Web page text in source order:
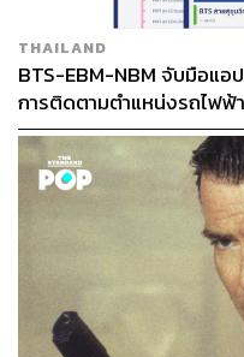
เชลลี แอนน์ เฟรเซอร์ ไพร
เหรียญทองจากการแข่งขัน
ครั้งสุดท้าย เนื่องจากเธอตั
แข่งที่โอลิมปิกเกมส์ ปารีส
จะได้เห็นเธอและสีผมสุดจี๊
สุดท้าย
THAILAND
BTS-EBM-NBM จับมือแอ
การติดตามตำแหน่งรถไฟฟ้